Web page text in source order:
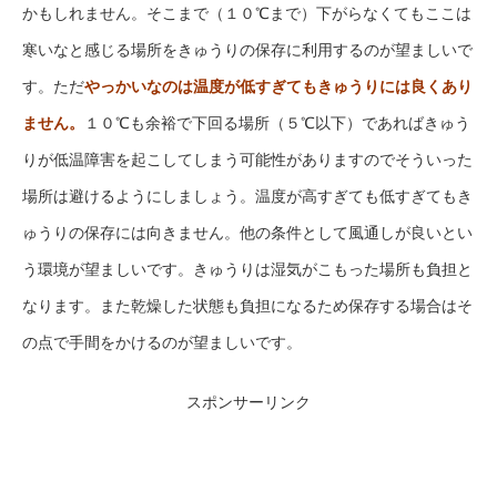
かもしれません。そこまで（１０℃まで）下がらなくてもここは
寒いなと感じる場所をきゅうりの保存に利用するのが望ましいで
す。ただやっかいなのは温度が低すぎてもきゅうりには良くあり
ません。 １０℃も余裕で下回る場所（５℃以下）であればきゅう
りが低温障害を起こしてしまう可能性がありますのでそういった
場所は避けるようにしましょう。温度が高すぎても低すぎてもき
ゅうりの保存には向きません。他の条件として風通しが良いとい
う環境が望ましいです。きゅうりは湿気がこもった場所も負担と
なります。また乾燥した状態も負担になるため保存する場合はそ
の点で手間をかけるのが望ましいです。
スポンサーリンク